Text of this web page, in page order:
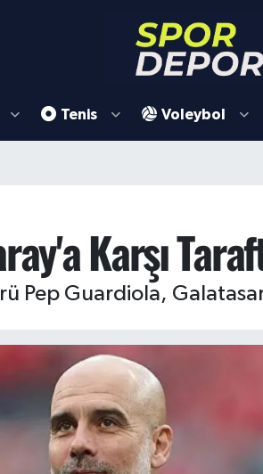
Tenis Voleybol
Karşı
Pep Guardiola,